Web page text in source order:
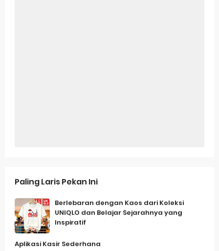
Paling Laris Pekan Ini
Berlebaran dengan Kaos dari Koleksi
UNIQLO dan Belajar Sejarahnya yang
Inspiratif
Aplikasi Kasir Sederhana